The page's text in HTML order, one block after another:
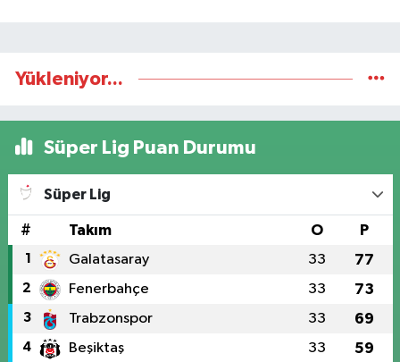
Yükleniyor...
Süper Lig Puan Durumu
Süper Lig
# Takım O P
1 Galatasaray 33 77
2 Fenerbahçe 33 73
3 Trabzonspor 33 69
4 Beşiktaş 33 59